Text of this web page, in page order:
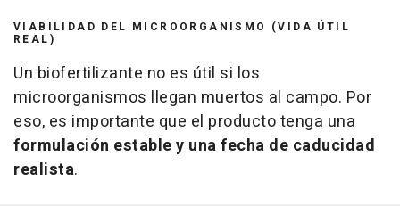
VIABILIDAD DEL MICROORGANISMO (VIDA ÚTIL
REAL)
Un biofertilizante no es útil si los
microorganismos llegan muertos al campo. Por
eso, es importante que el producto tenga una
formulación estable y una fecha de caducidad
realista.